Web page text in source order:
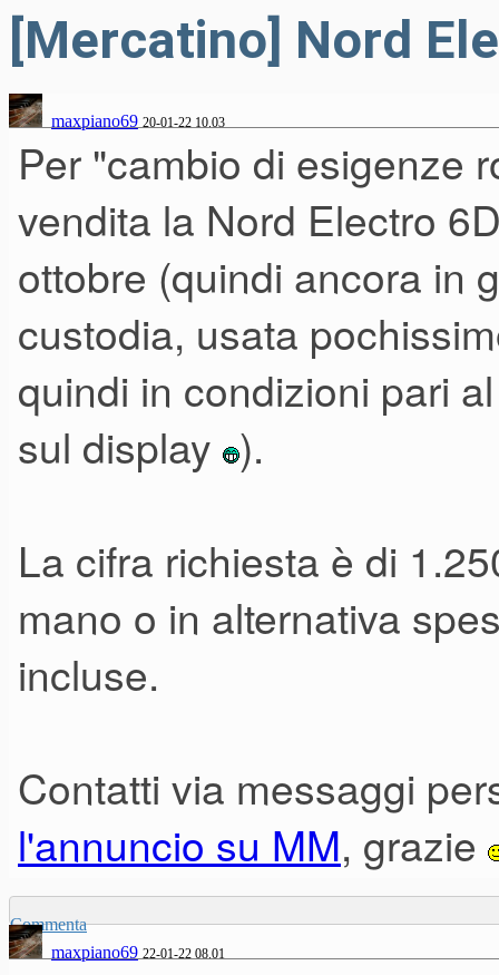
[Mercatino] Nord
maxpiano69 20-01-22 10.03
Per "cambio di esigenze
vendita la Nord Electro
ottobre (quindi ancora in
custodia, usata
quindi in condizioni pari
sul display ).
La cifra richiesta è di
mano o in alternativa
incluse.
Contatti via messaggi
l'annuncio su MM, grazie
Commenta
maxpiano69 22-01-22 08.01